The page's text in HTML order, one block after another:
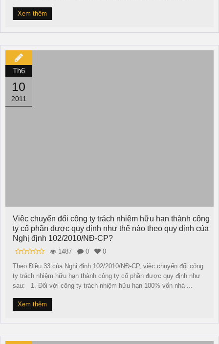
Xem thêm
Th6
10
2011
Việc chuyển đổi công ty trách nhiệm hữu hạn thành công
ty cổ phần được quy định như thế nào theo quy định của
Nghị định 102/2010/NĐ-CP?
1487 0
0
Theo Điều 33 của Nghị định 102/2010/NĐ-CP, việc chuyển đổi công
ty trách nhiệm hữu hạn thành công ty cổ phần được quy định như
sau: 1. Đối với công ty trách nhiệm hữu hạn 100% vốn nhà ...
Xem thêm